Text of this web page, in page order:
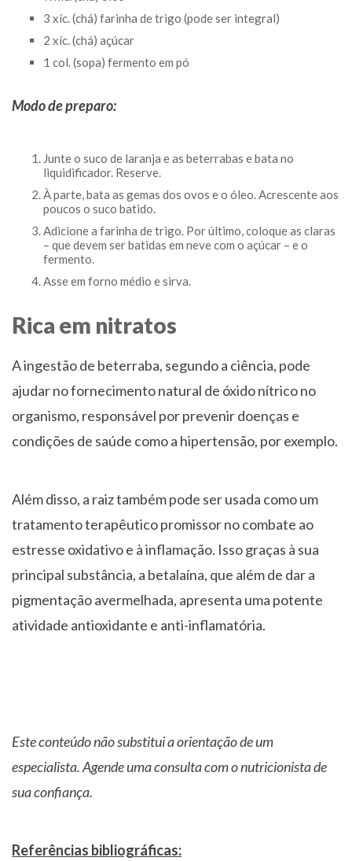
3 xíc. (chá) farinha de trigo (pode ser integral)
2 xíc. (chá) açúcar
1 col. (sopa) fermento em pó
Modo de preparo:
Junte o suco de laranja e as beterrabas e bata no
liquidificador. Reserve.
À parte, bata as gemas dos ovos e o óleo. Acrescente aos
poucos o suco batido.
Adicione a farinha de trigo. Por último, coloque as claras
– que devem ser batidas em neve com o açúcar – e o
fermento.
Asse em forno médio e sirva.
Rica em nitratos
A ingestão de beterraba, segundo a ciência, pode
ajudar no fornecimento natural de óxido nítrico no
organismo, responsável por prevenir doenças e
condições de saúde como a hipertensão, por exemplo.
Além disso, a raiz também pode ser usada como um
tratamento terapêutico promissor no combate ao
estresse oxidativo e à inflamação. Isso graças à sua
principal substância, a betalaína, que além de dar a
pigmentação avermelhada, apresenta uma potente
atividade antioxidante e anti-inflamatória.
Este conteúdo não substitui a orientação de um
especialista. Agende uma consulta com o nutricionista de
sua confiança.
Referências bibliográficas: